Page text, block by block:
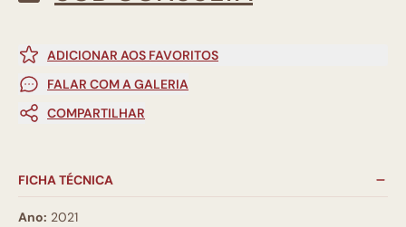
ADICIONAR AOS FAVORITOS
FALAR COM A GALERIA
COMPARTILHAR
FICHA TÉCNICA
Ano: 2021